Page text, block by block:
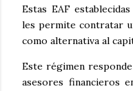
Estas EAF
les permite contratar
como alternativa al
Este régimen
asesores financieros